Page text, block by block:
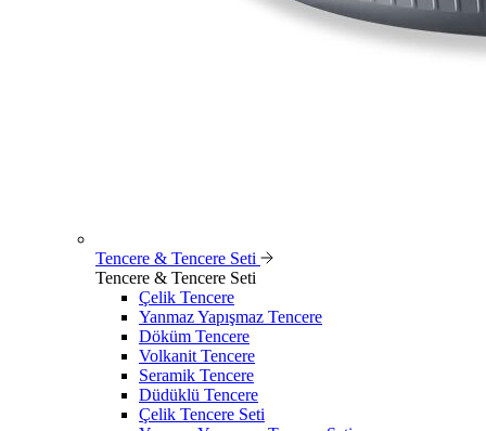
Tencere & Tencere Seti
Tencere & Tencere Seti
Çelik Tencere
Yanmaz Yapışmaz Tencere
Döküm Tencere
Volkanit Tencere
Seramik Tencere
Düdüklü Tencere
Çelik Tencere Seti